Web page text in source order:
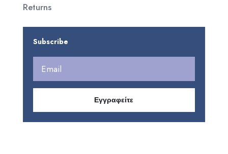
Returns
Subscribe
Εγγραφείτε